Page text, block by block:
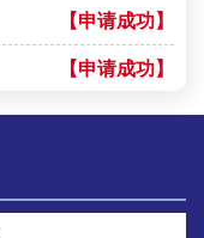
【申请成功】
【申请成功】
【申请成功】
【申请成功】